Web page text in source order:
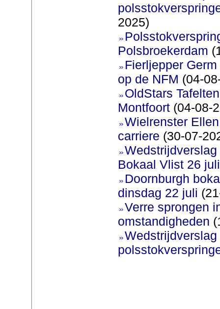
2025)
Polsbroekerdam
Fierljepper
op de NFM (04-
OldStars
Montfoort (04-08-
Wielrenster
carriere (30-07-
Bokaal Vlist 26
Doornburgh
dinsdag 22 juli
Verre sprongen
omstandigheden